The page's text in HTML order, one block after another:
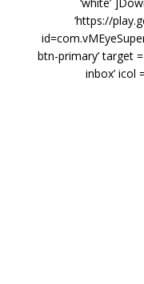
‘https://
btn-primary’ target =
inbox’ icol